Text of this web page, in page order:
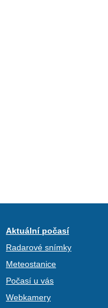
Aktuální počasí
Radarové snímky
Meteostanice
Počasí u vás
Webkamery